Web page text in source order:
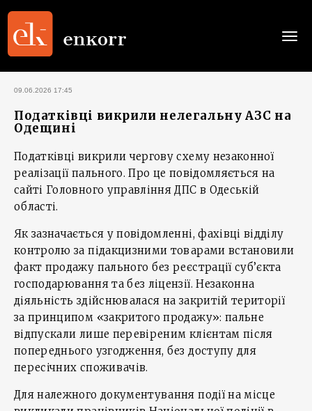
09.06.2026 17:45
Податківці викрили нелегальну АЗС на
Одещині
Податківці викрили чергову схему незаконної
реалізації пального. Про це повідомляється на
сайті Головного управління ДПС в Одеській
області.
Як зазначається у повідомленні, фахівці відділу
контролю за підакцизними товарами встановили
факт продажу пального без реєстрації суб’єкта
господарювання та без ліцензії. Незаконна
діяльність здійснювалася на закритій території
за принципом «закритого продажу»: пальне
відпускали лише перевіреним клієнтам після
попереднього узгодження, без доступу для
пересічних споживачів.
Для належного документування події на місце